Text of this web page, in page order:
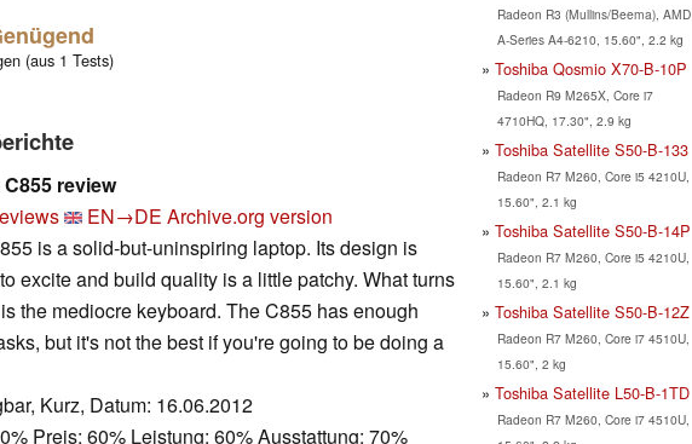
(aus 1 Tests)
review
EN→DE Archive.org version
is a solid-but-uninspiring laptop. Its design is
excite and build quality is a little patchy. What turns
the mediocre keyboard. The C855 has enough
but it's not the best if you're going to be doing a
Kurz, Datum: 16.06.2012
Preis: 60% Leistung: 60% Ausstattung: 70%
Radeon R3 (Mullins/Beema), AMD
A-Series A4-6210, 15.60", 2.2 kg
Toshiba Qosmio X70-B-10P
Radeon R9 M265X, Core i7
4710HQ, 17.30", 2.9 kg
Toshiba Satellite S50-B-133
Radeon R7 M260, Core i5 4210U,
15.60", 2.1 kg
Toshiba Satellite S50-B-14P
Radeon R7 M260, Core i5 4210U,
15.60", 2.1 kg
Toshiba Satellite S50-B-12Z
Radeon R7 M260, Core i7 4510U,
15.60", 2 kg
Toshiba Satellite L50-B-1TD
Radeon R7 M260, Core i7 4510U,